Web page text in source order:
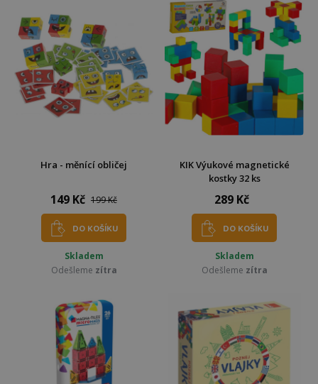
Hra - měnící obličej
149 Kč 199 Kč
DO KOŠÍKU
Skladem
Odešleme zítra
KIK Výukové magnetické
kostky 32 ks
289 Kč
DO KOŠÍKU
Skladem
Odešleme zítra